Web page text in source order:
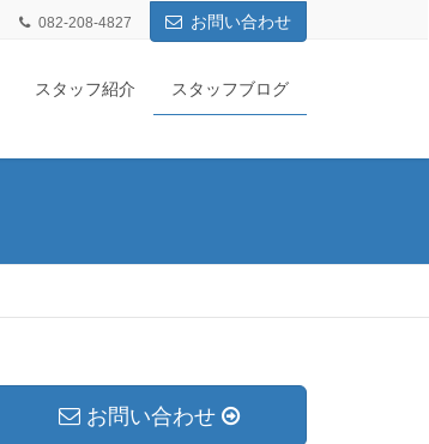
082-208-4827 お問い合わせ
スタッフ紹介 スタッフブログ
お問い合わせ